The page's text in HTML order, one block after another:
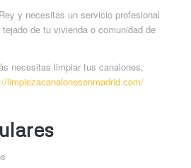
y necesitas un servicio profesional
de tu vivienda o comunidad de
necesitas limpiar tus canalones,
limpiezacanalonesenmadrid.com/